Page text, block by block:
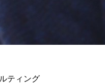
ティング